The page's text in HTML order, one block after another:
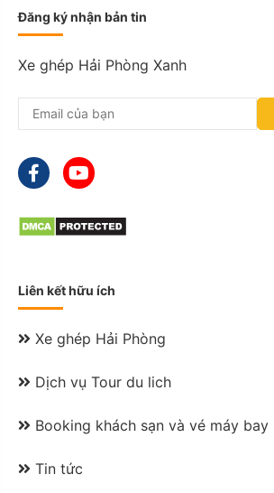
s
l
s
h
M
M
l
a
h
Y
Y
Đăng ký nhận bản tin
Xe ghép Hải Phòng Xanh
Liên kết hữu ích
Xe ghép Hải Phòng
Dịch vụ Tour du lich
Booking khách sạn và vé máy bay
Tin tức